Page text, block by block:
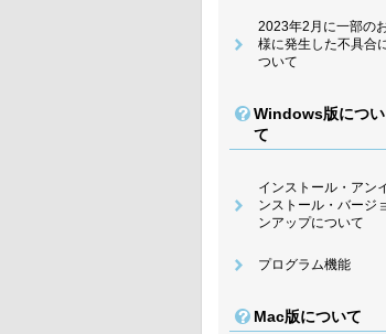
2023年2月に一部の
様に発生した不具合
ついて
Windows版につい
て
インストール・アン
ンストール・バージ
ンアップについて
プログラム機能
Mac版について